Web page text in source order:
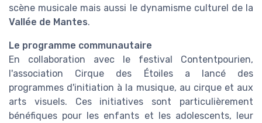
scène musicale mais aussi le dynamisme culturel de la
Vallée de Mantes.
Le programme communautaire
En collaboration avec le festival Contentpourien,
l'association Cirque des Étoiles a lancé des
programmes d'initiation à la musique, au cirque et aux
arts visuels. Ces initiatives sont particulièrement
bénéfiques pour les enfants et les adolescents, leur